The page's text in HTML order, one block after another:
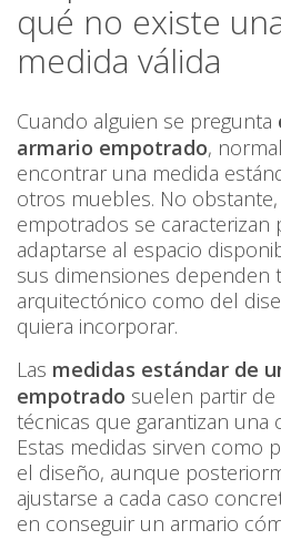
qué no existe
medida válida
Cuando alguien se pregunta
armario empotrado,
encontrar una medida
otros muebles. No
empotrados se caracterizan
adaptarse al espacio
sus dimensiones dependen
arquitectónico como del
quiera incorporar.
Las medidas estándar de
empotrado suelen partir de
técnicas que garantizan una
Estas medidas sirven como
el diseño, aunque
ajustarse a cada caso
en conseguir un armario